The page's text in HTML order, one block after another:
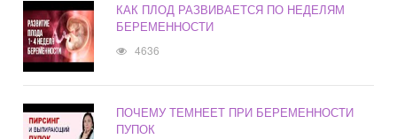
КАК ПЛОД РАЗВИВАЕТСЯ ПО НЕДЕЛЯМ
БЕРЕМЕННОСТИ
4636
ПОЧЕМУ ТЕМНЕЕТ ПРИ БЕРЕМЕННОСТИ
ПУПОК